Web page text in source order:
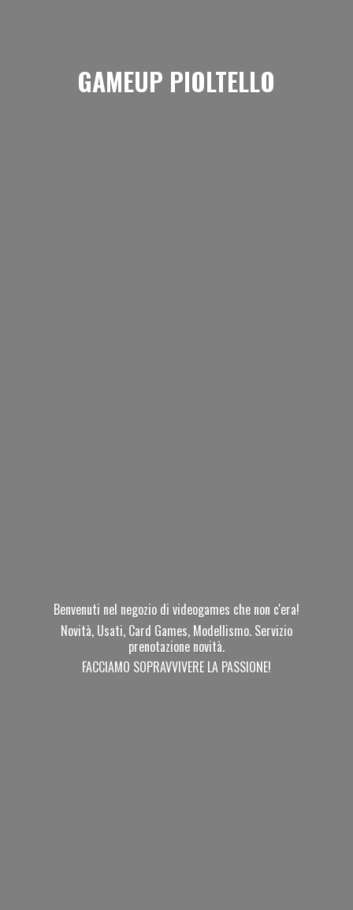
GAMEUP PIOLTELLO
Benvenuti nel negozio di videogames che non c'era!
Novità, Usati, Card Games, Modellismo. Servizio
prenotazione novità.
FACCIAMO SOPRAVVIVERE LA PASSIONE!